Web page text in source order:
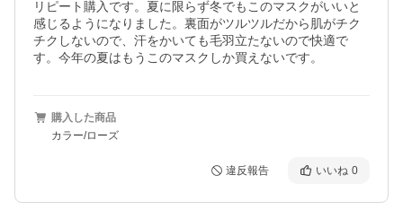
リピート購入です。夏に限らず冬でもこのマスクがいいと
感じるようになりました。裏面がツルツルだから肌がチク
チクしないので、汗をかいても毛羽立たないので快適で
す。今年の夏はもうこのマスクしか買えないです。
購入した商品
カラー/ローズ
違反報告 いいね 0